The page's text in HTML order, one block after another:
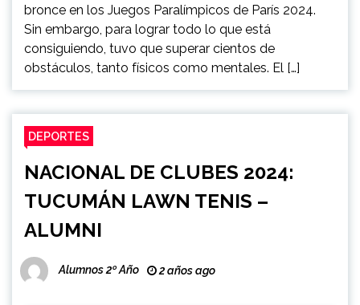
bronce en los Juegos Paralímpicos de París 2024.
Sin embargo, para lograr todo lo que está
consiguiendo, tuvo que superar cientos de
obstáculos, tanto físicos como mentales. El […]
DEPORTES
NACIONAL DE CLUBES 2024:
TUCUMÁN LAWN TENIS –
ALUMNI
Alumnos 2º Año 2 años ago